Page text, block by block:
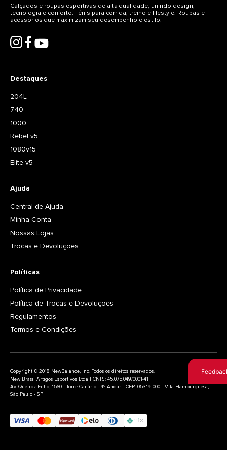
Destaques
204L
740
1000
Rebel v5
1080v15
Elite v5
Ajuda
Central de Ajuda
Minha Conta
Nossas Lojas
Trocas e Devoluções
Políticas
Política de Privacidade
Política de Trocas e Devoluções
Regulamentos
Termos e Condições
Calçados e roupas esportivas de alta qualidade, unindo design,
tecnologia e conforto. Tênis para corrida, treino e lifestyle. Roupas e
acessórios que maximizam seu desempenho e estilo.
Copyright © 2018 NewBalance, Inc. Todos os direitos reservados.
New Brasil Artigos Esportivos Ltda | CNPJ: 45.075.049/0001-41
Av. Queiroz Filho, 1560 - Torre Canário - 4º Andar - CEP: 05319-000 - Vila Hamburguesa,
São Paulo - SP